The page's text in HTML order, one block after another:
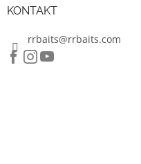
KONTAKT
rrbaits@rrbaits.com